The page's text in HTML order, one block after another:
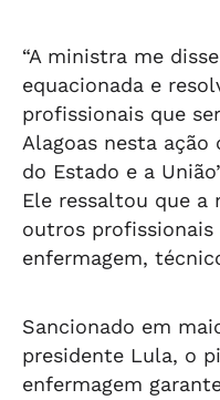
“A ministra me
equacionada e
profissionais que
Alagoas nesta
do Estado e a
Ele ressaltou que a
outros
enfermagem,
Sancionado em
presidente Lula, o
enfermagem